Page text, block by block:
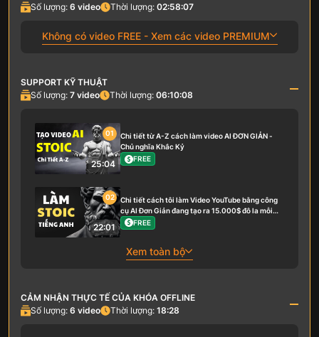
Số lượng: 6 video Thời lượng: 02:58:07
Không có video FREE - Xem các video PREMIUM
SUPPORT KỸ THUẬT
Số lượng: 7 video Thời lượng: 06:10:08
01
25:04
Chi tiết từ A-Z cách làm video AI ĐƠN GIẢN -
Chủ nghĩa Khắc Kỷ
FREE
02
22:01
Chi tiết cách tôi làm Video YouTube bằng công
cụ AI Đơn Giản đang tạo ra 15.000$ đô la mỗi
thángFREE
Xem toàn bộ
CẢM NHẬN THỰC TẾ CỦA KHÓA OFFLINE
Số lượng: 6 video Thời lượng: 18:28